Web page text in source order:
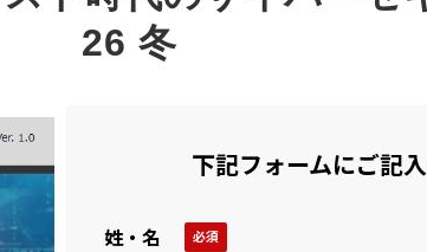
26 冬
下記フォームにご記
姓・名